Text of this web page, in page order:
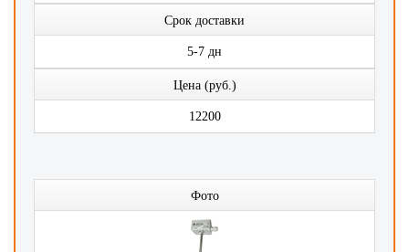
Срок доставки
5-7 дн
Цена (руб.)
12200
Фото